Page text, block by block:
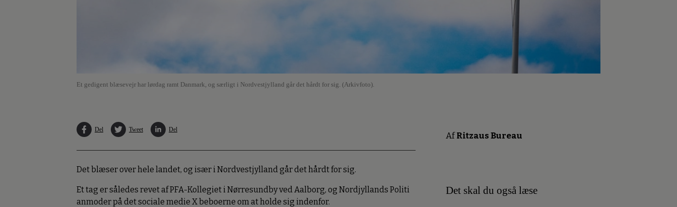
Et gedigent blæsevejr har lørdag ramt Danmark, og særligt i Nordvestjylland går det hårdt for sig. (Arkivfoto).
Del Tweet Del
Det blæser over hele landet, og især i Nordvestjylland går det hårdt for sig.
Et tag er således revet af PFA-Kollegiet i Nørresundby ved Aalborg, og Nordjyllands Politi
anmoder på det sociale medie X beboerne om at holde sig indenfor.
AfRitzaus Bureau
Det skal du også læse